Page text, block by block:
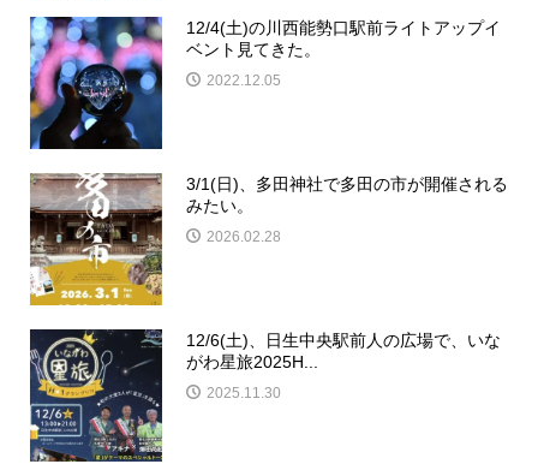
12/4(土)の川西能勢口駅前ライトアップイ
ベント見てきた。
2022.12.05
3/1(日)、多田神社で多田の市が開催される
みたい。
2026.02.28
12/6(土)、日生中央駅前人の広場で、いな
がわ星旅2025H...
2025.11.30